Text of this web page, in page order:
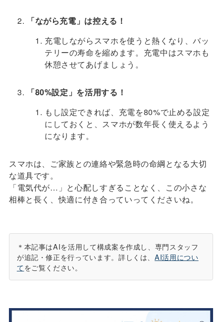
「ながら充電」は控える！
充電しながらスマホを使うと熱くなり、バッ
テリーの寿命を縮めます。充電中はスマホも
休憩させてあげましょう。
「80%設定」を活用する！
もし設定できれば、充電を80%で止める設定
にしておくと、スマホが数年長く使えるよう
になります。
スマホは、ご家族との連絡や緊急時の命綱となる大切
な道具です。
「電気代が…」と心配しすぎることなく、この小さな
相棒と長く、快適に付き合っていってくださいね。
＊本記事はAIを活用して構成案を作成し、専門スタッフ
が追記・修正を行っています。詳しくは、AI活用につい
てをご覧ください。